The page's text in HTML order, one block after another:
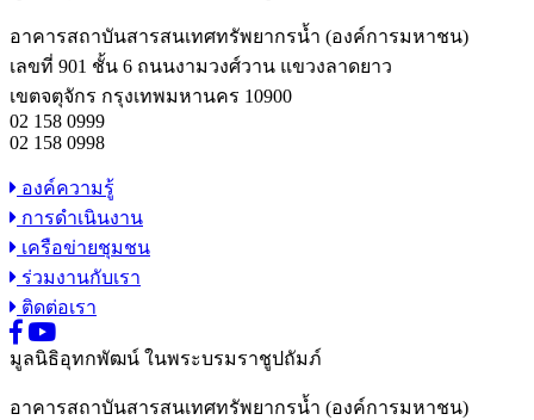
อาคารสถาบันสารสนเทศทรัพยากรน้ำ (องค์การมหาชน)
เลขที่ 901 ชั้น 6 ถนนงามวงศ์วาน แขวงลาดยาว
เขตจตุจักร กรุงเทพมหานคร 10900
02 158 0999
02 158 0998
องค์ความรู้
การดำเนินงาน
เครือข่ายชุมชน
ร่วมงานกับเรา
ติดต่อเรา
มูลนิธิอุทกพัฒน์ ในพระบรมราชูปถัมภ์
อาคารสถาบันสารสนเทศทรัพยากรน้ำ (องค์การมหาชน)